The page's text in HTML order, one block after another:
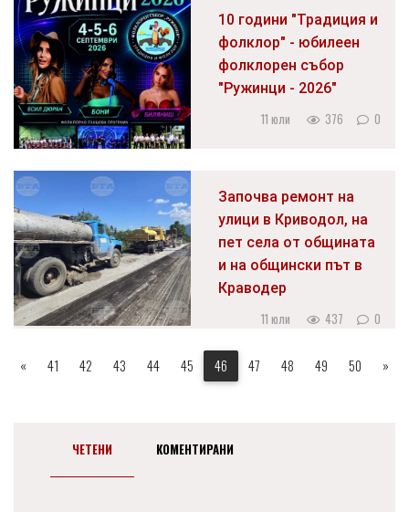
10 години "Традиция и
фолклор" - юбилеен
фолклорен събор
"Ружинци - 2026"
11 юли 376 0
Започва ремонт на
улици в Криводол, на
пет села от общината
и на общински път в
Краводер
11 юли 437 0
« 41 42 43 44 45 46 47 48 49 50 »
ЧЕТЕНИ КОМЕНТИРАНИ